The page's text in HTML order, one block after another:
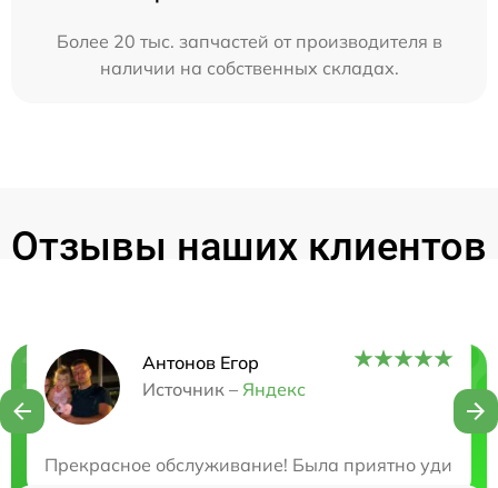
Более 20 тыс. запчастей от производителя в
наличии на собственных складах.
Отзывы наших клиентов
Антонов Егор
Источник – Яндекс
Прекрасное обслуживание! Была приятно
Нужна консультация?